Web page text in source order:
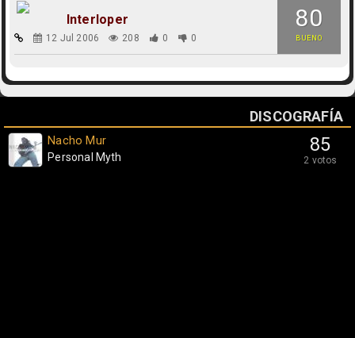
80
BUENO
Interloper
12 Jul 2006 208 0 0
DISCOGRAFÍA
85
2 votos
Nacho Mur
Personal Myth